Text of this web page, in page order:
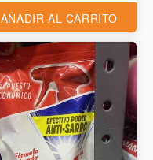
AÑADIR AL CARRITO